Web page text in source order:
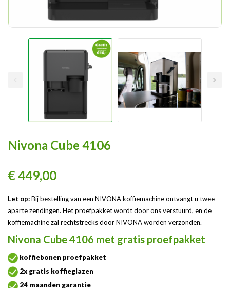
Nivona Cube 4106
€ 449,00
Let op:Bij bestelling van een NIVONA koffiemachine ontvangt u twee
aparte zendingen. Het proefpakket wordt door ons verstuurd, en de
koffiemachine zal rechtstreeks door NIVONA worden verzonden.
Nivona Cube 4106 met gratis proefpakket
koffiebonen proefpakket
2x gratis koffieglazen
24 maanden garantie